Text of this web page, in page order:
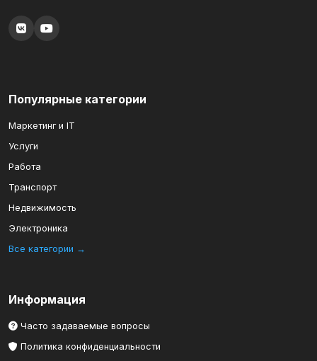
Популярные категории
Маркетинг и IT
Услуги
Работа
Транспорт
Недвижимость
Электроника
Все категории →
Информация
Часто задаваемые вопросы
Политика конфиденциальности